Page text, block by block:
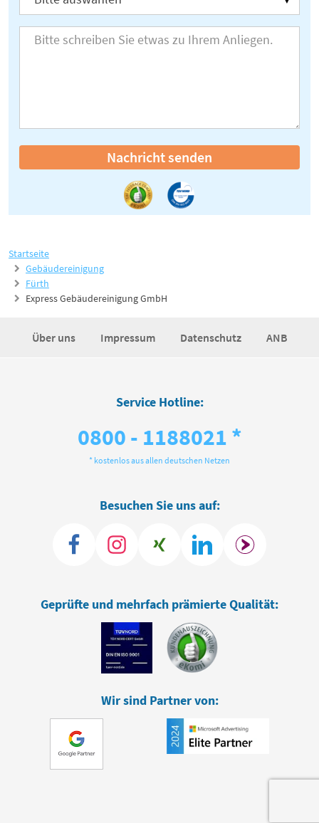
Startseite
Gebäudereinigung
Fürth
Express Gebäudereinigung GmbH
Nachricht senden
Über uns Impressum Datenschutz ANB
Service Hotline:
0800 - 1188021 *
* kostenlos aus allen deutschen Netzen
Besuchen Sie uns auf:
Geprüfte und mehrfach prämierte Qualität:
Wir sind Partner von: